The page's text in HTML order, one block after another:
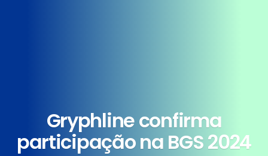
Gryphline confirma
participação na BGS 2024